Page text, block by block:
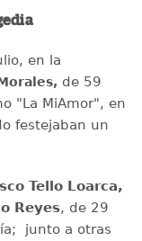
en la
de 59
"La MiAmor", en
festejaban un
Tello Loarca,
Reyes, de 29
junto a otras